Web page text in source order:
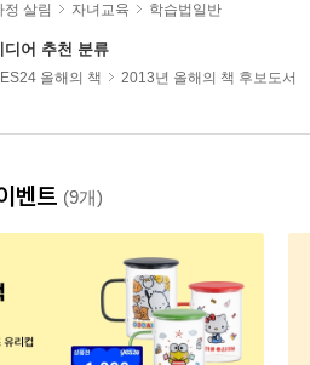
정 살림 자녀교육 학습법일반
디어 추천 분류
올해의 책 2013년 올해의 책 후보도서
벤트 (9개)